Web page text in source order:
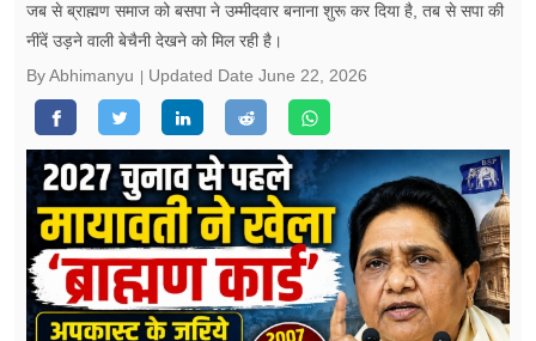
जीवन मंत्रा
फूड
सेहत
ब्‍यूटी
जॉब्स
शिक्षा
जब से ब्राह्मण समाज को बसपा ने उम्मीदवार बनाना शुरू कर दिया है, तब से सपा की
नींदें उड़ने वाली बेचैनी देखने को मिल रही है।
By Abhimanyu
Updated Date June 22, 2026